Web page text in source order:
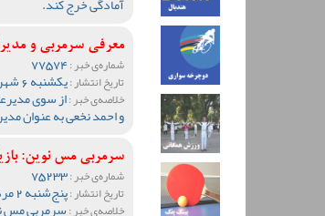
معرفی سرمربی و
شماره‌ی خبر :77574
تاریخ انتشار :یکشنبه 6 شهریور ماه 1401 ساعت 09:10
خلاصه‌ی خبر :از سوی
و احمد نخعی به عنوان
سرمربی مس نوین:
شماره‌ی خبر :75233
تاریخ انتشار :پنج‌شنبه 2 مرداد ماه 1399 ساعت 12:23
خلاصه‌ی خبر :سرمربی مس